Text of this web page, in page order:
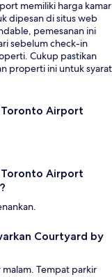
memiliki harga kamar
dipesan di situs web
pemesanan ini
sebelum check-in
Cukup pastikan
properti ini untuk syarat
Airport
Airport
Courtyard by
malam. Tempat parkir